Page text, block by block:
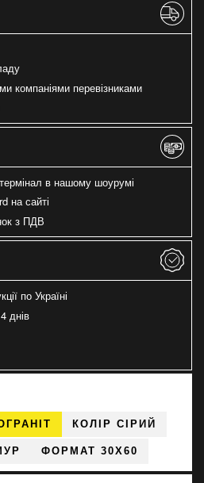
компаніями перевізниками
в нашому шоурумі
на сайті
з ПДВ
по Україні
днів
КОЛІР СІРИЙ
ФОРМАТ 30X60